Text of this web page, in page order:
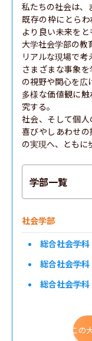
私たちの社会は、
既存の枠にとらわ
より良い未来を
⼤学社会学部の教
リアルな現場で考
さまざまな事象
の視野や関⼼を広
多様な価値観に
究する。
社会、そして個
喜びやしあわせ
の実現へ、ともに
学部一覧
社会学部
総合社会学
総合社会学
総合社会学
この